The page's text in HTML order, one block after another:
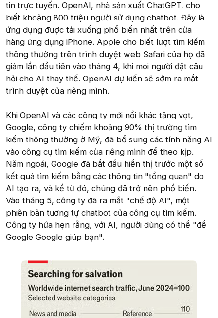
tin trực tuyến. OpenAI, nhà sản xuất ChatGPT, cho
biết khoảng 800 triệu người sử dụng chatbot. Đây là
ứng dụng được tải xuống phổ biến nhất trên cửa
hàng ứng dụng iPhone. Apple cho biết lượt tìm kiếm
thông thường trên trình duyệt web Safari của họ đã
giảm lần đầu tiên vào tháng 4, khi mọi người đặt câu
hỏi cho AI thay thế. OpenAI dự kiến sẽ sớm ra mắt
trình duyệt của riêng mình.
Khi OpenAI và các công ty mới nổi khác tăng vọt,
Google, công ty chiếm khoảng 90% thị trường tìm
kiếm thông thường ở Mỹ, đã bổ sung các tính năng AI
vào công cụ tìm kiếm của riêng mình để theo kịp.
Năm ngoái, Google đã bắt đầu hiển thị trước một số
kết quả tìm kiếm bằng các thông tin "tổng quan" do
AI tạo ra, và kể từ đó, chúng đã trở nên phổ biến.
Vào tháng 5, công ty đã ra mắt "chế độ AI", một
phiên bản tương tự chatbot của công cụ tìm kiếm.
Công ty hứa hẹn rằng, với AI, người dùng có thể "để
Google Google giúp bạn".